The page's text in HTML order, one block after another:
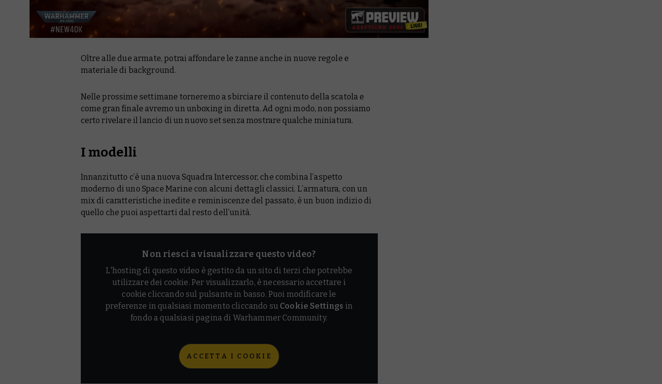
Oltre alle due armate, potrai affondare le zanne anche in nuove regole e
materiale di background.
Nelle prossime settimane torneremo a sbirciare il contenuto della scatola e
come gran finale avremo un unboxing in diretta. Ad ogni modo, non possiamo
certo rivelare il lancio di un nuovo set senza mostrare qualche miniatura.
I modelli
Innanzitutto c’è una nuova Squadra Intercessor, che combina l’aspetto
moderno di uno Space Marine con alcuni dettagli classici. L’armatura, con un
mix di caratteristiche inedite e reminiscenze del passato, è un buon indizio di
quello che puoi aspettarti dal resto dell’unità.
Non riesci a visualizzare questo video?
L'hosting di questo video è gestito da un sito di terzi che potrebbe
utilizzare dei cookie. Per visualizzarlo, è necessario accettare i
cookie cliccando sul pulsante in basso. Puoi modificare le
preferenze in qualsiasi momento cliccando su Cookie Settings in
fondo a qualsiasi pagina di Warhammer Community.
ACCETTA I COOKIE